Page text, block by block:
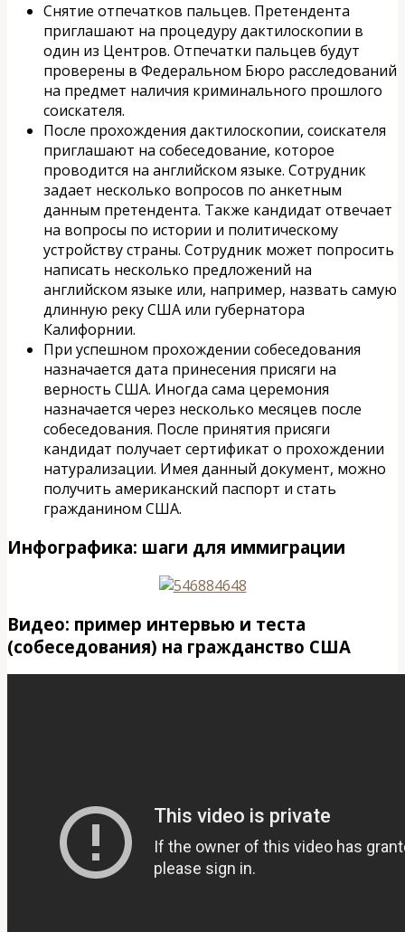
Снятие отпечатков пальцев. Претендента
приглашают на процедуру дактилоскопии в
один из Центров. Отпечатки пальцев будут
проверены в Федеральном Бюро расследований
на предмет наличия криминального прошлого
соискателя.
После прохождения дактилоскопии, соискателя
приглашают на собеседование, которое
проводится на английском языке. Сотрудник
задает несколько вопросов по анкетным
данным претендента. Также кандидат отвечает
на вопросы по истории и политическому
устройству страны. Сотрудник может попросить
написать несколько предложений на
английском языке или, например, назвать самую
длинную реку США или губернатора
Калифорнии.
При успешном прохождении собеседования
назначается дата принесения присяги на
верность США. Иногда сама церемония
назначается через несколько месяцев после
собеседования. После принятия присяги
кандидат получает сертификат о прохождении
натурализации. Имея данный документ, можно
получить американский паспорт и стать
гражданином США.
Инфографика: шаги для иммиграции
Видео: пример интервью и теста
(собеседования) на гражданство США